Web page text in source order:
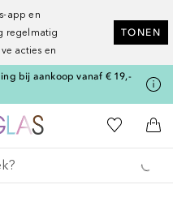
app en
regelmatig
acties en
TONEN
bij aankoop vanaf € 19,-
Naar Douglas Home
Naar Mijn